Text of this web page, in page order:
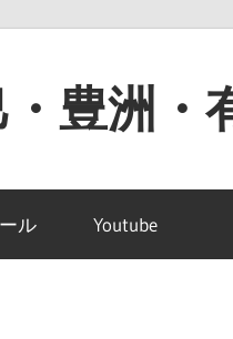
豊洲・
ル Youtube